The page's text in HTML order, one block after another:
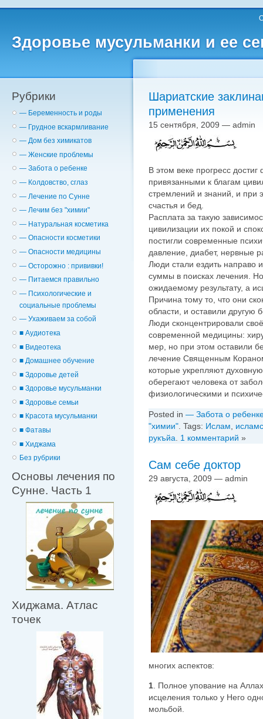
Здоровье мусульманки и ее
Рубрики
— Беременность и роды
— Грудное вскармливание
— Дом без химикатов
— Женские проблемы
— Забота о ребенке
— Колдовство, сглаз
— Лечение по Сунне
— Лечим без "химии"
— Натуральная косметика
— Опасности косметики
— Опасности медицины
— Осторожно : прививки!
— Питаемся правильно
— Психологические и
cоциальные проблемы
— Ухаживаем за собой
■ Аудиотека
■ Видеотека
■ Домашнее обучение
■ Здоровье детей
■ Здоровье мусульманки
■ Здоровье семьи
■ Красота мусульманки
■ Фатавы
■ Хиджама
Без рубрики
Основы лечения по
Сунне. Часть 1
Хиджама. Атлас
точек
Шариатские
применения
15 сентября, 2009 — admin
В этом веке прогресс
привязанными к благам
стремлений и знаний, и при
счастья и бед.
Расплата за такую
цивилизации их покой и
постигли современные
давление, диабет, нервные
Люди стали ездить направо
суммы в поисках лечения.
ожидаемому результату, а
Причина тому то, что они
области, и оставили другую
Люди сконцентрировали
современной медицины:
мер, но при этом оставили
лечение Священным
которые укрепляют
оберегают человека от
физиологическими и
Posted in — Забота о
"химии" . Tags: Ислам
рукъйа
1 комментарий »
Сам себе доктор
29 августа, 2009 — admin
многих аспектов:
1 . Полное упование на
исцеления только у Него
мольбой.